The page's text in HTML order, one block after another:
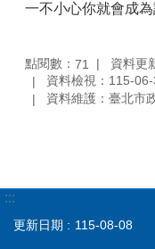
一不小心你就會成
點閱數： 71
資料更
資料檢視：115-
資料維護：臺北市
:::
更新日期 115-08-08